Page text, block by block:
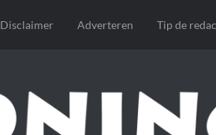
Disclaimer Adverteren Tip de